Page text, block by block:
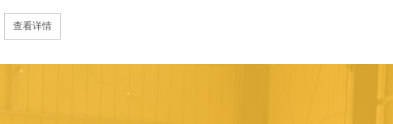
天航空、化工、金属烧结及金属热处理等行业，产品覆盖国内多省市，并
过理念更新、体制机制优化与科技创新，于2015年通过ISO 9001:2015质量
内市场份额稳步提升，并获得质量诚信AAA 级企业荣誉证书。 在产品技术
研发LYL系列节能精密型智能化电炉、窑炉产品，多项产品通过相关权威认
准、智能自动化程度高、运行稳定、保温性能优良、全程电脑控制、可编程
查看详情